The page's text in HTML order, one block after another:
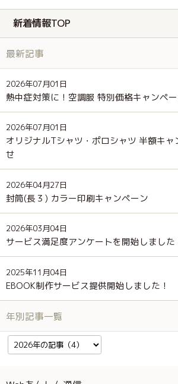
新着情報TOP
最新記事
2026年07月01日
熱中症対策に！空調服 特別価格キャンペ
2026年07月01日
オリジナルTシャツ・ポロシャツ 半額キャ
せ
2026年04月27日
封筒(長３) カラー印刷キャンペーン
2026年03月04日
サービス満足度アンケートを開始しました
2025年11月04日
EBOOK制作サービス提供開始しました！
年別記事一覧